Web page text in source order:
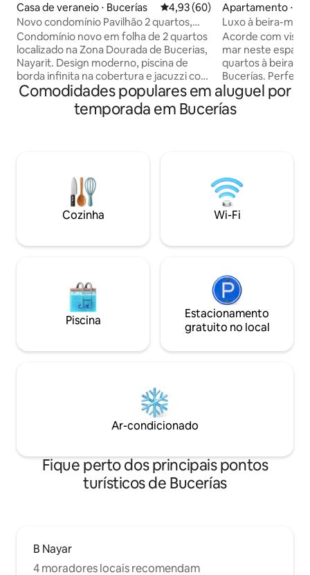
Casa de veraneio ⋅ Bucerías 4,93 de uma avaliação média
4,93 (60)
Novo condomínio Pavilhão 2 quartos,
piscina de borda infinita e jacuzzi
Condomínio novo em folha de 2 quartos
localizado na Zona Dourada de Bucerias,
Nayarit. Design moderno, piscina de
borda infinita na cobertura e jacuzzi com
vistas deslumbrantes para a Bahia de
academia, refeições ao ar livre e
louça, máquina de lavar/secar Quarto
principal 1 - Cama King Size, TV LCD
Samsung, banheiro privativo e unidade
de ar condicionado. Quarto 2 - Cama
Parcial do Mar Varanda privativa
Apartamento ⋅
Luxo à beira-mar
piscinas + terraço
Acorde com
mar neste
quartos à beira-
Bucerías. Perfeito
de inverno e
em grupo, o
banheiros
inteligente,
na unidade,
terraço, spa,
uma das praias
Comodidades populares em aluguel por
temporada em Bucerías
Cozinha Wi-Fi
Piscina
Estacionamento
gratuito no local
Ar-condicionado
Fique perto dos principais pontos
turísticos de Bucerías
B Nayar
4 moradores locais recomendam